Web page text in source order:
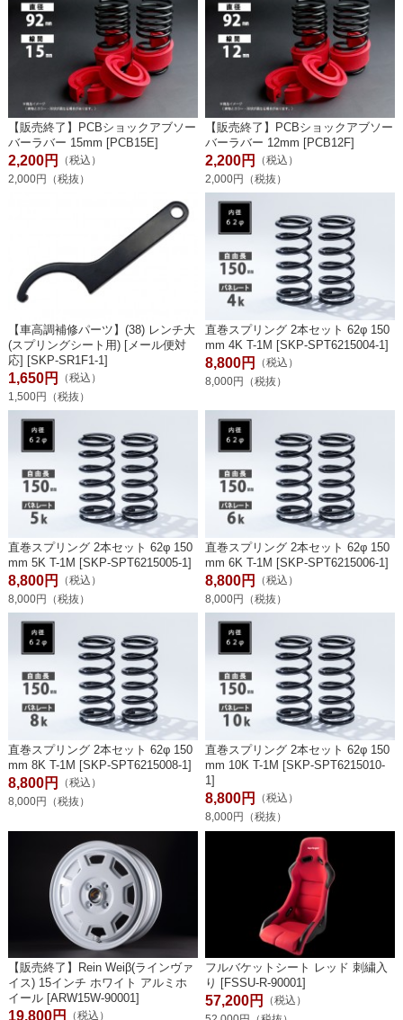
【販売終了】PCBショックアブソー
バーラバー 15mm [PCB15E]
2,200円
（税込）
2,000円（税抜）
【販売終了】PCBショックアブソー
バーラバー 12mm [PCB12F]
2,200円
（税込）
2,000円（税抜）
【車高調補修パーツ】(38) レンチ大
(スプリングシート用) [メール便対
応] [SKP-SR1F1-1]
1,650円
（税込）
1,500円（税抜）
直巻スプリング 2本セット 62φ 150
mm 4K T-1M [SKP-SPT6215004-1]
8,800円
（税込）
8,000円（税抜）
直巻スプリング 2本セット 62φ 150
mm 5K T-1M [SKP-SPT6215005-1]
8,800円
（税込）
8,000円（税抜）
直巻スプリング 2本セット 62φ 150
mm 6K T-1M [SKP-SPT6215006-1]
8,800円
（税込）
8,000円（税抜）
直巻スプリング 2本セット 62φ 150
mm 8K T-1M [SKP-SPT6215008-1]
8,800円
（税込）
8,000円（税抜）
直巻スプリング 2本セット 62φ 150
mm 10K T-1M [SKP-SPT6215010-
1]
8,800円
（税込）
8,000円（税抜）
【販売終了】Rein Weiβ(ラインヴァ
イス) 15インチ ホワイト アルミホ
イール [ARW15W-90001]
19,800円
（税込）
フルバケットシート レッド 刺繍入
り [FSSU-R-90001]
57,200円
（税込）